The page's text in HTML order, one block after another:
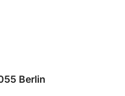
Berlin